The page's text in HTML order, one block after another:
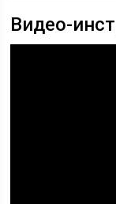
Видео-